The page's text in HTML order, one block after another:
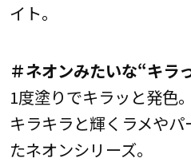
イト。
＃ネオンみたいな“キラ
1度塗りでキラッと発色。
キラキラと輝くラメや
たネオンシリーズ。